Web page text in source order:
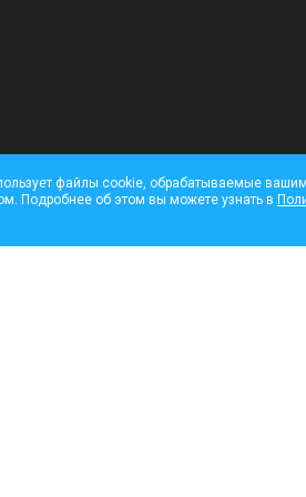
файлы cookie, обрабатываемые вашим
Подробнее об этом вы можете узнать в